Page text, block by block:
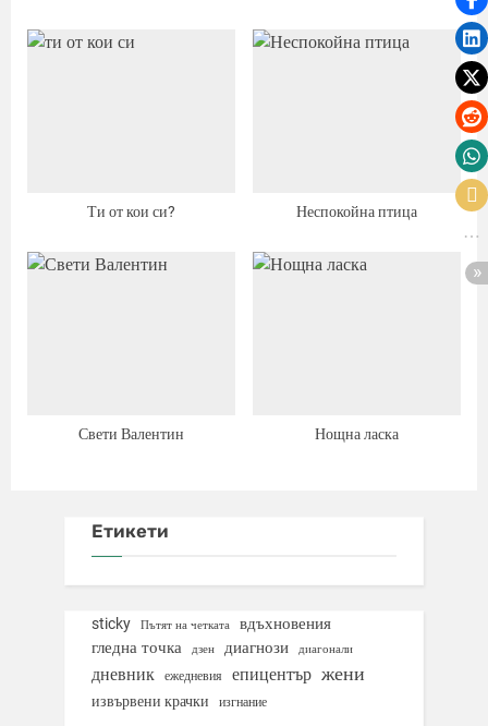
Ти от кои си? Неспокойна птица
Свети Валентин Нощна ласка
Етикети
sticky Пътят на четката
вдъхновения
гледна точка
дзен диагнози диагонали
дневник ежедневия епицентър жени
извървени крачки изгнание